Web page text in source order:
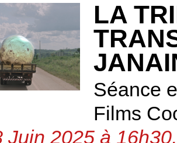
LA
Séance
Films
Juin 2025 à